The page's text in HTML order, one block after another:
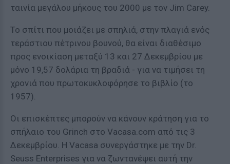
ταινία μεγάλου μήκους του 2000 με τον Jim Carey.
To σπίτι που μοιάζει με σπηλιά, στην πλαγιά ενός
τεράστιου πέτρινου βουνού, θα είναι διαθέσιμο
προς ενοικίαση μεταξύ 13 και 27 Δεκεμβρίου με
μόνο 19,57 δολάρια τη βραδιά - για να τιμήσει τη
χρονιά που πρωτοκυκλοφόρησε το βιβλίο (το
1957).
Οι επισκέπτες μπορούν να κάνουν κράτηση για το
σπήλαιο του Grinch στο Vacasa.com από τις 3
Δεκεμβρίου. Η Vacasa συνεργάστηκε με την Dr.
Seuss Enterprises για να ζωντανέψει αυτή την